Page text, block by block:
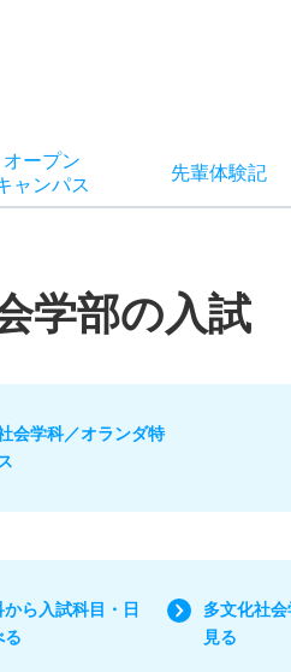
オープン
ャンパス
先輩体験記
学部の入試
会学科／オランダ特
ら入試科目・日
る
多文化社
見る